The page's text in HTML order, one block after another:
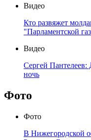
Видео
Кто развяжет
"Парламентской
Видео
Сергей
ночь
Фото
Фото
В Нижегородской